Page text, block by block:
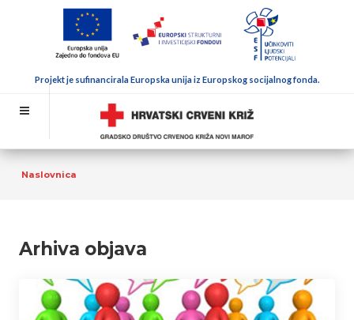
Projekt je sufinancirala Europska unija iz Europskog socijalnog fonda.
Naslovnica
Arhiva objava